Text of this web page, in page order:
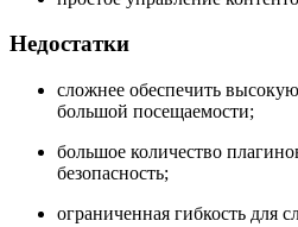
Недостатки
сложнее обеспечить
большой посещаемости;
большое количество
безопасность;
ограниченная гибкость для